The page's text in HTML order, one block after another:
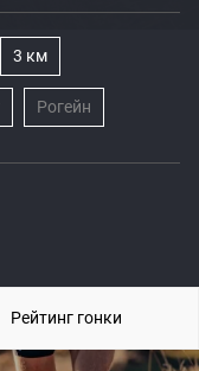
3 км
Рогейн
Рейтинг гонки